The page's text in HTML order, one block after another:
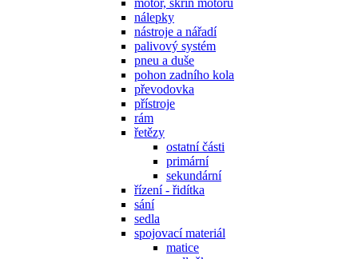
nálepky
nástroje a nářadí
palivový systém
pneu a duše
pohon zadního kola
převodovka
přístroje
rám
řetězy
ostatní části
primární
sekundární
řízení - řidítka
sání
sedla
spojovací materiál
matice